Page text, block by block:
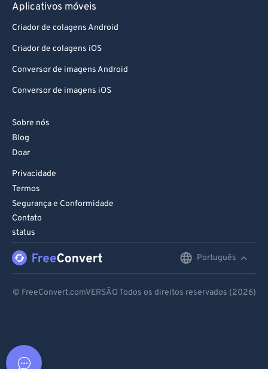
Aplicativos móveis
Criador de colagens Android
Criador de colagens iOS
Conversor de imagens Android
Conversor de imagens iOS
Sobre nós
Blog
Doar
Privacidade
Termos
Segurança e Conformidade
Contato
status
Português
© FreeConvert.comVERSÃO Todos os direitos reservados (2026)